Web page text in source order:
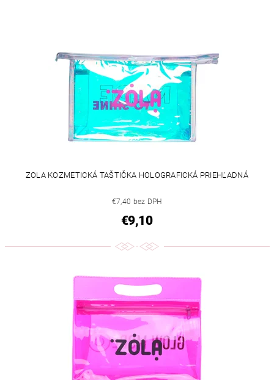
ZOLA KOZMETICKÁ TAŠTIČKA HOLOGRAFICKÁ PRIEHĽADNÁ
€7,40 bez DPH
€9,10